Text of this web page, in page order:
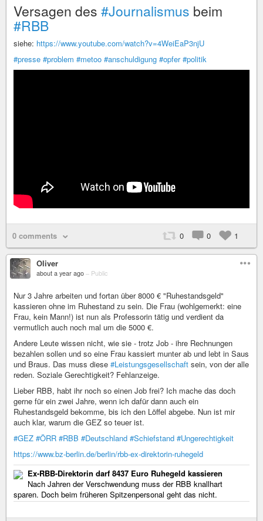
Versagen des #Journalismus beim
#RBB
siehe: https://www.youtube.com/watch?v=4WeiEaP3njU
#presse #problem #metoo #anschuldigung #opfer #politik
0 comments 0 0 1
Oliver
about a year ago – Public
Nur 3 Jahre arbeiten und fortan über 8000 € "Ruhestandsgeld"
kassieren ohne im Ruhestand zu sein. Die Frau (wohlgemerkt: eine
Frau, kein Mann!) ist nun als Professorin tätig und verdient da
vermutlich auch noch mal um die 5000 €.
Andere Leute wissen nicht, wie sie - trotz Job - ihre Rechnungen
bezahlen sollen und so eine Frau kassiert munter ab und lebt in Saus
und Braus. Das muss diese #Leistungsgesellschaft sein, von der alle
reden. Soziale Gerechtigkeit? Fehlanzeige.
Lieber RBB, habt ihr noch so einen Job frei? Ich mache das doch
gerne für ein zwei Jahre, wenn ich dafür dann auch ein
Ruhestandsgeld bekomme, bis ich den Löffel abgebe. Nun ist mir
auch klar, warum die GEZ so teuer ist.
#GEZ #ÖRR #RBB #Deutschland #Schiefstand #Ungerechtigkeit
https://www.bz-berlin.de/berlin/rbb-ex-direktorin-ruhegeld
Ex-RBB-Direktorin darf 8437 Euro Ruhegeld kassieren
Nach Jahren der Verschwendung muss der RBB knallhart
sparen. Doch beim früheren Spitzenpersonal geht das nicht.